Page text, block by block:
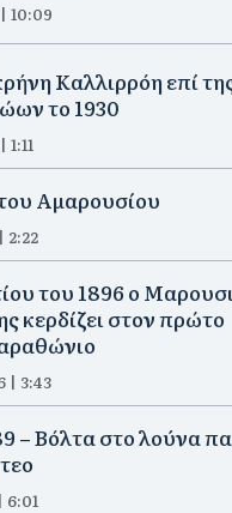
10:09
Καλλιρρόη επί
το 1930
Αμαρουσίου
2:22
του 1896 ο
κερδίζει στον πρώτο
| 3:43
– Βόλτα στο λούνα
6:01